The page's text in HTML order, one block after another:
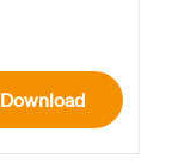
Download